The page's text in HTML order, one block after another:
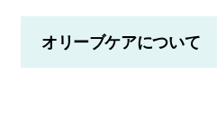
オリーブケアについて